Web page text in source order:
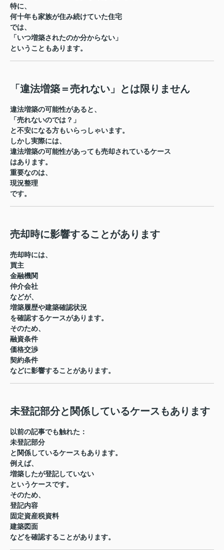
特に、
何十年も家族が住み続けていた住宅
では、
「いつ増築されたのか分からない」
ということもあります。
「違法増築＝売れない」とは限りません
違法増築の可能性があると、
「売れないのでは？」
と不安になる方もいらっしゃいます。
しかし実際には、
違法増築の可能性があっても売却されているケース
はあります。
重要なのは、
現況整理
です。
売却時に影響することがあります
売却時には、
買主
金融機関
仲介会社
などが、
増築履歴や建築確認状況
を確認するケースがあります。
そのため、
融資条件
価格交渉
契約条件
などに影響することがあります。
未登記部分と関係しているケースもあります
以前の記事でも触れた：
未登記部分
と関係しているケースもあります。
例えば、
増築したが登記していない
というケースです。
そのため、
登記内容
固定資産税資料
建築図面
などを確認することがあります。